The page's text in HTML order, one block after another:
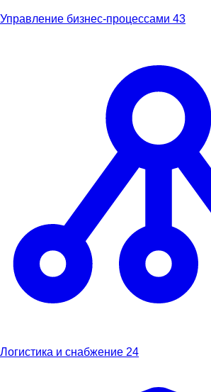
Управление бизнес-процессами 43
Логистика и снабжение 24